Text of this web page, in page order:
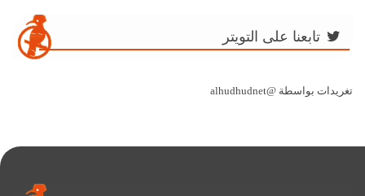
تابعنا على التويتر
تغريدات بواسطة @alhudhudnet